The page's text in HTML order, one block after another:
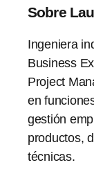
Sobre
Ingeniera
Business
Project
en
gestión
productos,
técnicas.